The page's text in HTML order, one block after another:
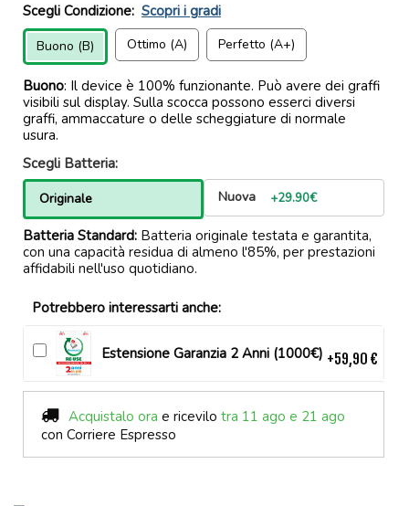
Scegli Condizione: Scopri i gradi
Buono (B) Ottimo (A) Perfetto (A+)
Buono: Il device è 100% funzionante. Può avere dei graffi
visibili sul display. Sulla scocca possono esserci diversi
graffi, ammaccature o delle scheggiature di normale
usura.
Scegli Batteria:
Originale Nuova +29.90€
Batteria Standard: Batteria originale testata e garantita,
con una capacità residua di almeno l'85%, per prestazioni
affidabili nell'uso quotidiano.
Potrebbero interessarti anche:
Estensione Garanzia 2 Anni (1000€) +59,90 €
Acquistalo ora e ricevilo tra 11 ago e 21 ago
con Corriere Espresso